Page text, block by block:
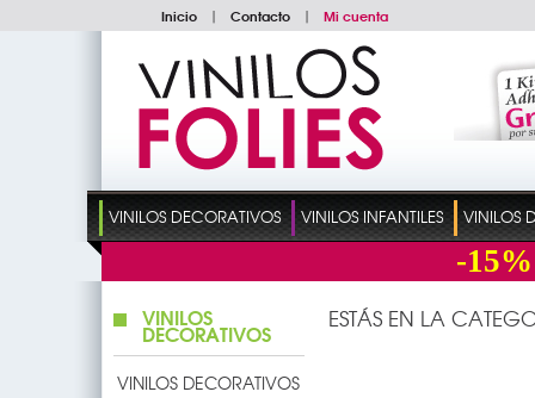
Inicio | Contacto | Mi cuenta
VINILOS DECORATIVOS VINILOS INFANTILES VINILOS
-15%
VINILOS
DECORATIVOS
VINILOS DECORATIVOS
ESTÁS EN LA